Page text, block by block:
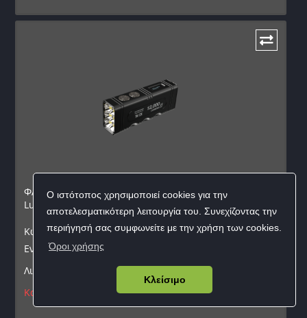
Ο ιστότοπος χρησιμοποιεί cookies για την
αποτελεσματικότερη λειτουργία του. Συνεχίζοντας την
περιήγησή σας συμφωνείτε με την χρήση των cookies.
Όροι χρήσης
Κλείσιμο
ΦΑΚΟΣ LED NITECORE Tiny Monster TM12k, 12000
Lumens
Κωδικός προϊόντος:9110101255
Εναλλακτικός κωδικός:
Λιανική:
Κατηργημένο